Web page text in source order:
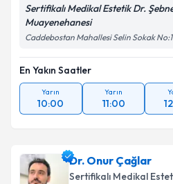
Sertifikalı Medikal Estetik Dr.
Muayenehanesi
Caddebostan Mahallesi Selin Sokak
En Yakın Saatler
Yarın
10:00
Yarın
11:00
Dr. Onur Çağlar
Sertifikalı Medikal